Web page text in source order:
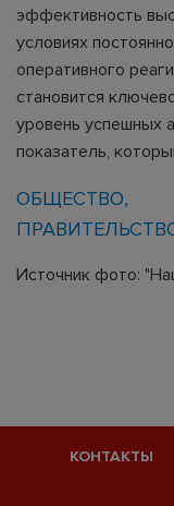
эффективность
условиях
оперативного
становится
уровень успешных
показатель,
ОБЩЕСТВО
Источник фото:
КОНТАКТЫ